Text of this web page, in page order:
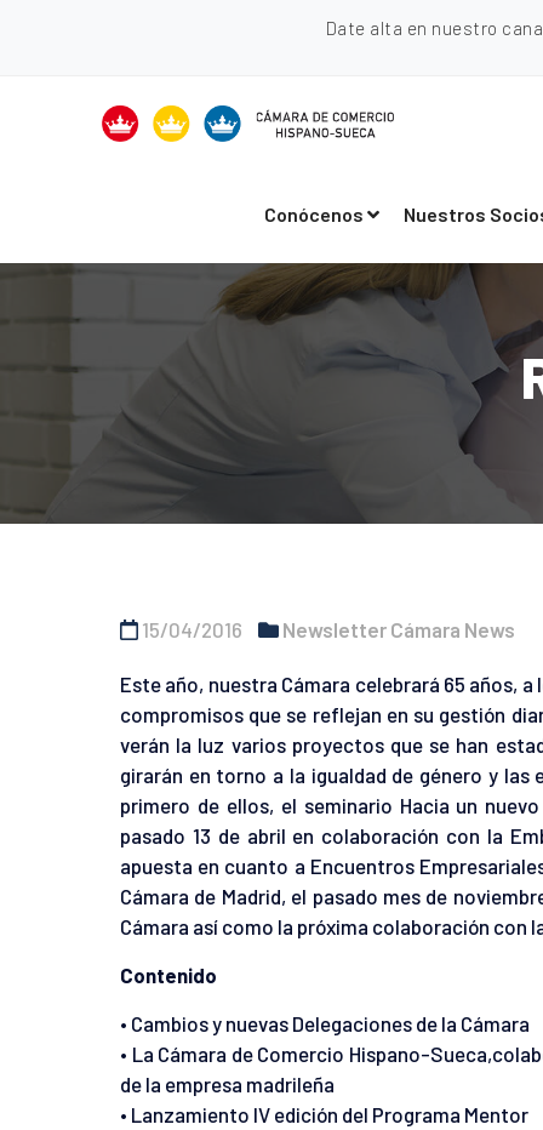
Date alta en nuestro
Conócenos Nuestros
15/04/2016 Newsletter Cámara News
Este año, nuestra Cámara celebrará 65 años,
compromisos que se reflejan en su gestión
verán la luz varios proyectos que se han
girarán en torno a la igualdad de género y
primero de ellos, el seminario Hacia un
pasado 13 de abril en colaboración con la
apuesta en cuanto a Encuentros
Cámara de Madrid, el pasado mes de
Cámara así como la próxima colaboración con
Contenido
• Cambios y nuevas Delegaciones de la Cámara
• La Cámara de Comercio Hispano-
de la empresa madrileña
• Lanzamiento IV edición del Programa Mentor